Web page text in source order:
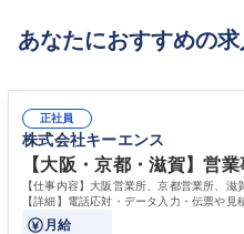
あなたにおすすめの求
正社員
株式会社キーエンス
【大阪・京都・滋賀】営
【仕事内容】大阪営業所、京都営業所、滋
【詳細】電話応対・データ入力・伝票や見
で発生する事務業務や業務改善をお任せ。
月給